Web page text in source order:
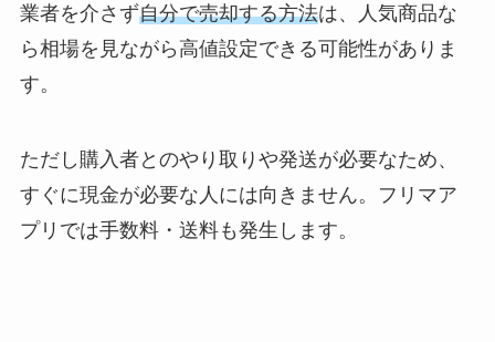
業者を介さず自分で売却する方法は、人気商品な
ら相場を見ながら高値設定できる可能性がありま
す。
ただし購入者とのやり取りや発送が必要なため、
すぐに現金が必要な人には向きません。フリマア
プリでは手数料・送料も発生します。